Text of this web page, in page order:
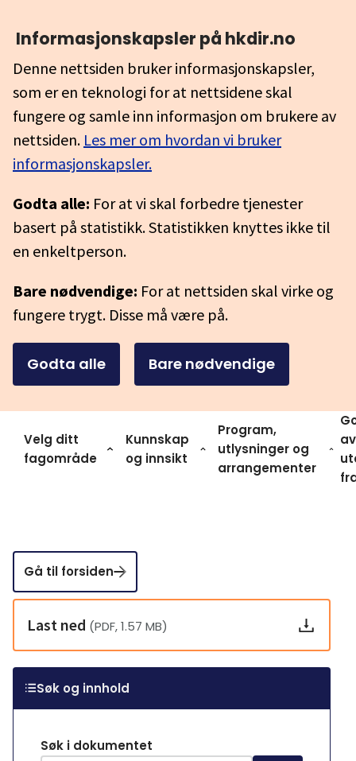
Informasjonskapsler på hkdir.no
Denne nettsiden bruker informasjonskapsler,
som er en teknologi for at nettsidene skal
fungere og samle inn informasjon om brukere av
nettsiden. Les mer om hvordan vi bruker
informasjonskapsler.
Godta alle: For at vi skal forbedre tjenester
basert på statistikk. Statistikken knyttes ikke til
en enkeltperson.
Bare nødvendige: For at nettsiden skal virke og
fungere trygt. Disse må være på.
Godta alle Bare nødvendige
Velg ditt
fagområde
Kunnskap
og innsikt
Program,
utlysninger og
arrangementer
av
Gå til forsiden
Last ned (PDF, 1.57 MB)
Søk og innhold
Søk i dokumentet